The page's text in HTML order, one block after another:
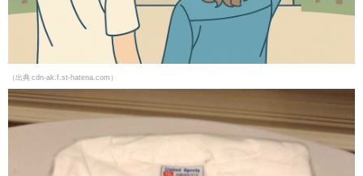
（出典 cdn-ak.f.st-hatena.com）